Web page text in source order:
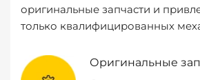
оригинальные запчасти и
только квалифицированных
Оригинальные